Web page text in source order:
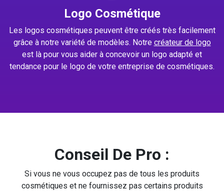
Logo Cosmétique
Les logos cosmétiques peuvent être créés très facilement
grâce à notre variété de modèles. Notre créateur de logo
est là pour vous aider à concevoir un logo adapté et
tendance pour le logo de votre entreprise de cosmétiques.
Conseil De Pro :
Si vous ne vous occupez pas de tous les produits
cosmétiques et ne fournissez pas certains produits